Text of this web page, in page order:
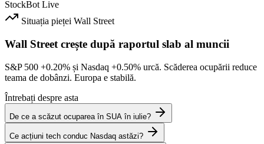
StockBot Live
Situația pieței Wall Street
Wall Street crește după raportul slab al muncii
S&P 500 +0.20% și Nasdaq +0.50% urcă. Scăderea ocupării reduce
teama de dobânzi. Europa e stabilă.
Întrebați despre asta
De ce a scăzut ocuparea în SUA în iulie?
Ce acțiuni tech conduc Nasdaq astăzi?